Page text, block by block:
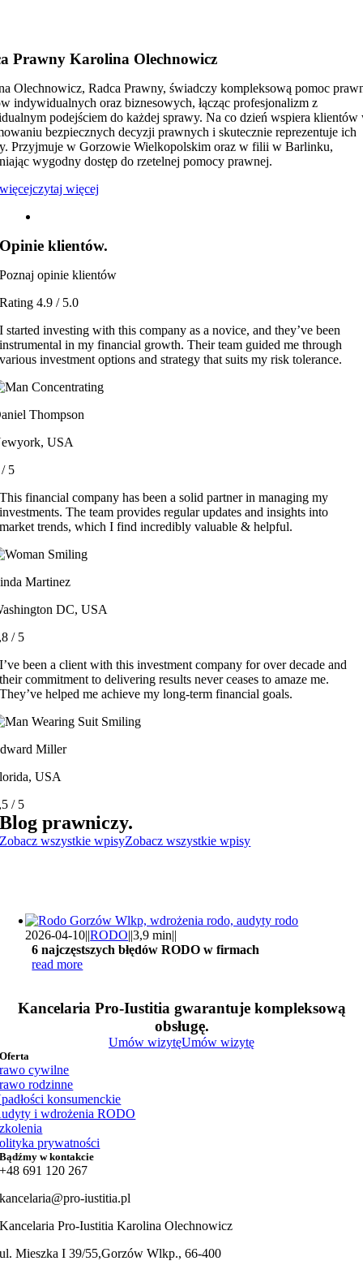
Prawny Karolina Olechnowicz
Olechnowicz, Radca Prawny, świadczy kompleksową pomoc
indywidualnych oraz biznesowych, łącząc profesjonalizm z
podejściem do każdej sprawy. Na co dzień wspiera klientów
bezpiecznych decyzji prawnych i skutecznie reprezentuje ich
Przyjmuje w Gorzowie Wielkopolskim oraz w filii w Barlinku,
wygodny dostęp do rzetelnej pomocy prawnej.
czytaj więcej
Opinie klientów.
Poznaj opinie klientów
Rating 4.9 / 5.0
I started investing with this company as a novice, and they’ve been
instrumental in my financial growth. Their team guided me through
various investment options and strategy that suits my risk tolerance.
Thompson
USA
5
This financial company has been a solid partner in managing my
investments. The team provides regular updates and insights into
market trends, which I find incredibly valuable & helpful.
Martinez
DC, USA
/ 5
I’ve been a client with this investment company for over decade and
their commitment to delivering results never ceases to amaze me.
They’ve helped me achieve my long-term financial goals.
Miller
USA
/ 5
Blog prawniczy.
Zobacz wszystkie wpisyZobacz wszystkie wpisy
2026-04-10||RODO||3,9 min||
6 najczęstszych błędów RODO w firmach
read more
Kancelaria Pro-Iustitia gwarantuje kompleksową
obsługę.
Umów wizytęUmów wizytę
Oferta
cywilne
rodzinne
konsumenckie
i wdrożenia RODO
prywatności
Bądźmy w kontakcie
+48 691 120 267
kancelaria@pro-iustitia.pl
Kancelaria Pro-Iustitia Karolina Olechnowicz
ul. Mieszka I 39/55,Gorzów Wlkp., 66-400